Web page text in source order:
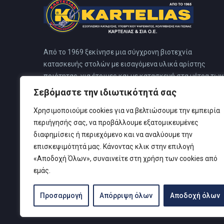
Σεβόμαστε την ιδιωτικότητά σας
Χρησιμοποιούμε cookies για να βελτιώσουμε την εμπειρία
περιήγησής σας, να προβάλλουμε εξατομικευμένες
διαφημίσεις ή περιεχόμενο και να αναλύουμε την
επισκεψιμότητά μας. Κάνοντας κλικ στην επιλογή
«Αποδοχή Όλων», συναινείτε στη χρήση των cookies από
εμάς.
Προσαρμογή Απόρριψη όλων Αποδοχή όλων
Από το 1969 ξεκίνησε μια σύγχρονη βιοτεχνία
κατασκευής στολών με εισαγόμενα υλικά αρίστης
ποιότητας, για έτοιμες και με κατασκευή στα μέτρα των
πελατών. Η εταιρεία από το 1983 μεταφέρθηκε σε
ιδιόκτητο κτίριο στο Ν. Φάληρο. Αυτό το κτίριο
προσχεδιάστηκε για ειδικό κέντρο κατάδυσης, για να
καλύπτει όλες τις ανάγκες των πελατών του, όπου και
στεγάζονται όλες οι δραστηριότητες της εταιρείας.